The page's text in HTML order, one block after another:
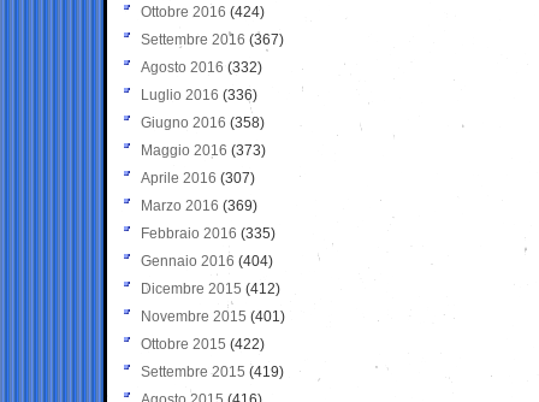
Ottobre 2016 (424)
Settembre 2016 (367)
Agosto 2016 (332)
Luglio 2016 (336)
Giugno 2016 (358)
Maggio 2016 (373)
Aprile 2016 (307)
Marzo 2016 (369)
Febbraio 2016 (335)
Gennaio 2016 (404)
Dicembre 2015 (412)
Novembre 2015 (401)
Ottobre 2015 (422)
Settembre 2015 (419)